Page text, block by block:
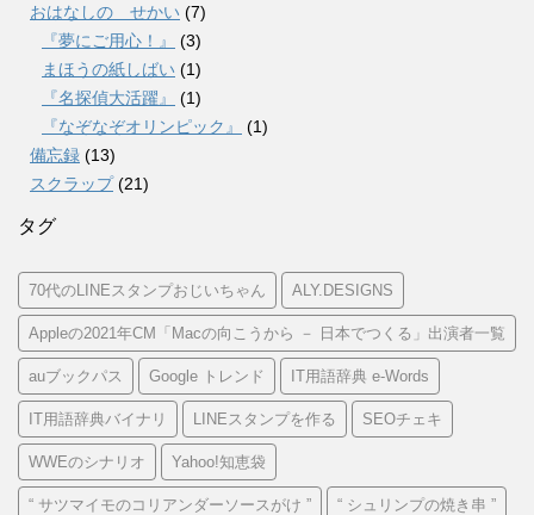
おはなしの せかい (7)
『夢にご用心！』
(3)
まほうの紙しばい (1)
『名探偵大活躍』
(1)
『なぞなぞオリンピック』
(1)
備忘録 (13)
スクラップ(21)
タグ
70代のLINEスタンプおじいちゃん ALY.DESIGNS
Appleの2021年CM「Macの向こうから － 日本でつくる」出演者一覧
auブックパス Google トレンド IT用語辞典 e-Words
IT用語辞典バイナリ LINEスタンプを作る SEOチェキ
WWEのシナリオ Yahoo!知恵袋
“ サツマイモのコリアンダーソースがけ ” “ シュリンプの焼き串 ”